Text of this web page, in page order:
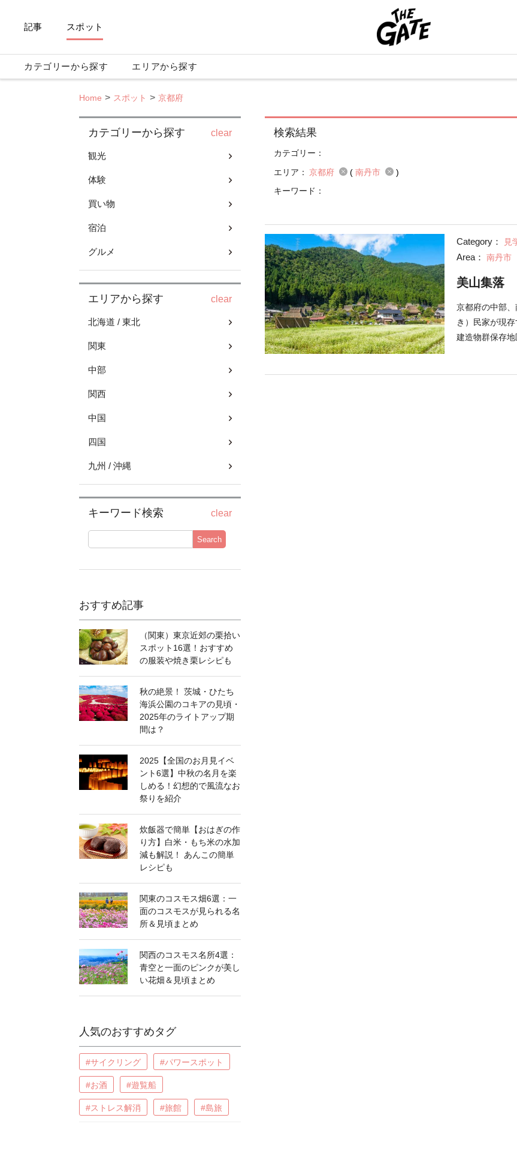
記事 スポット
カテゴリーから探す エリアから探す
Home スポット 京都府
カテゴリーから探す clear
観光
体験
買い物
宿泊
グルメ
エリアから探す clear
北海道 / 東北
関東
中部
関西
中国
四国
九州 / 沖縄
キーワード検索 clear
Search
おすすめ記事
（関東）東京近郊の栗拾い
スポット16選！おすすめ
の服装や焼き栗レシピも
秋の絶景！ 茨城・ひたち
海浜公園のコキアの見頃・
2025年のライトアップ期
間は？
2025【全国のお月見イベ
ント6選】中秋の名月を楽
しめる！幻想的で風流なお
祭りを紹介
炊飯器で簡単【おはぎの作
り方】白米・もち米の水加
減も解説！ あんこの簡単
レシピも
関東のコスモス畑6選：一
面のコスモスが見られる名
所＆見頃まとめ
関西のコスモス名所4選：
青空と一面のピンクが美し
い花畑＆見頃まとめ
人気のおすすめタグ
#サイクリング #パワースポット
#お酒 #遊覧船
#ストレス解消 #旅館 #島旅
検索結果
カテゴリー：
エリア： 京都府 ( 南丹市
)
キーワード：
Category： 見
Area： 南丹市
美山集落
京都府の中部
き）民家が現
建造物群保存地